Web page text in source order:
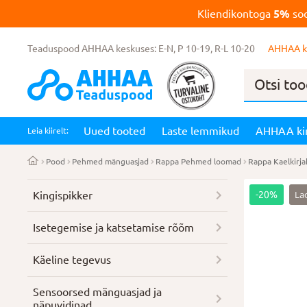
Kliendikontoga5%
Teaduspood AHHAA keskuses: E-N, P 10-19, R-L 10-20 AHHAA
Products
Leia kiirelt: Uued tooted Laste lemmikud AHHAA
Pood Pehmed mänguasjad Rappa Pehmed loomad Rappa
-20%
Kingispikker
Isetegemise ja katsetamise rõõm
Käeline tegevus
Sensoorsed mänguasjad ja